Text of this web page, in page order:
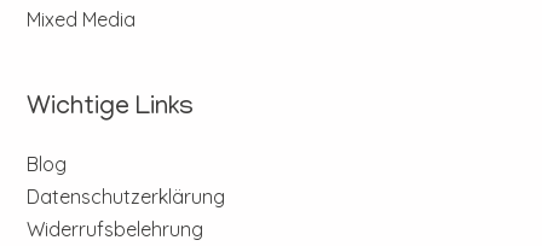
Mixed Media
Wichtige Links
Blog
Datenschutzerklärung
Widerrufsbelehrung